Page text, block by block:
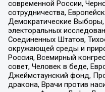
современной России,
сотрудничества,
Демократические
электоральных
Соединенных Штатов,
окружающей среды и
Россия, Всемирный
совет, Человек в беде,
Джеймстаунский фонд,
дракона, Врачи против